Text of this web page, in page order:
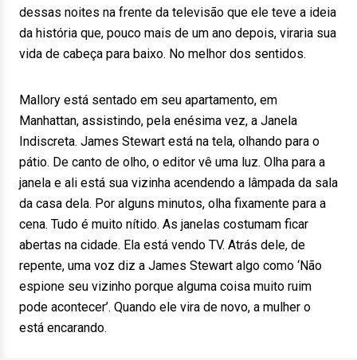
dessas noites na frente da televisão que ele teve a ideia
da história que, pouco mais de um ano depois, viraria sua
vida de cabeça para baixo. No melhor dos sentidos.
Mallory está sentado em seu apartamento, em
Manhattan, assistindo, pela enésima vez, a Janela
Indiscreta. James Stewart está na tela, olhando para o
pátio. De canto de olho, o editor vê uma luz. Olha para a
janela e ali está sua vizinha acendendo a lâmpada da sala
da casa dela. Por alguns minutos, olha fixamente para a
cena. Tudo é muito nítido. As janelas costumam ficar
abertas na cidade. Ela está vendo TV. Atrás dele, de
repente, uma voz diz a James Stewart algo como ‘Não
espione seu vizinho porque alguma coisa muito ruim
pode acontecer’. Quando ele vira de novo, a mulher o
está encarando.